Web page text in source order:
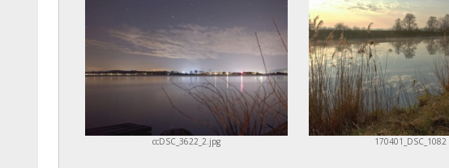
ccDSC_3622_2.jpg 170401_DSC_1082